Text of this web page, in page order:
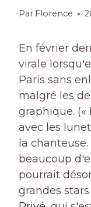
Par Florence
En février
virale
Paris sans
malgré les
graphique. («
avec les
la
beaucoup
pourrait
grandes